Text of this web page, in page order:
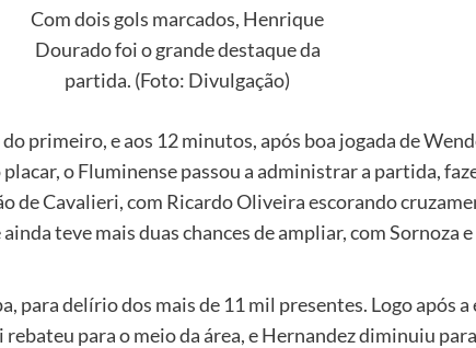
Com dois gols marcados, Henrique
Dourado foi o grande destaque da
partida. (Foto: Divulgação)
primeiro, e aos 12 minutos, após boa jogada de
o Fluminense passou a administrar a partida,
de Cavalieri, com Ricardo Oliveira escorando
teve mais duas chances de ampliar, com Sornoza
para delírio dos mais de 11 mil presentes. Logo após
para o meio da área, e Hernandez diminuiu